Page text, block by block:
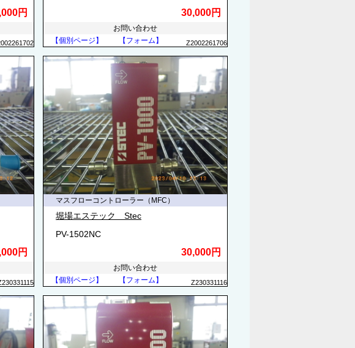
円 30,000円
お問い合わせ
【個別ページ】
【フォーム】 Z2002261706
円
マスフローコントローラー（MFC）
堀場エステック Stec
PV-1502NC
30,000円
お問い合わせ
【個別ページ】
【フォーム】 Z230331116